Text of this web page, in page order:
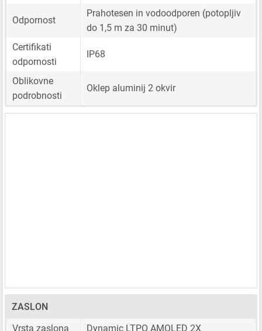
Odpornost
Prahotesen in vodoodporen (potopljiv
do 1,5 m za 30 minut)
Certifikati
odpornosti
IP68
Oblikovne
podrobnosti
Oklep aluminij 2 okvir
ZASLON
Vrsta zaslona
Dynamic LTPO AMOLED 2X